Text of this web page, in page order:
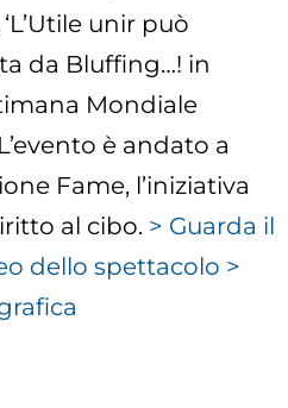
‘L’Utile unir può
da Bluffing…! in
Mondiale
è andato a
Fame, l’iniziativa
al cibo. > Guarda il
dello spettacolo >